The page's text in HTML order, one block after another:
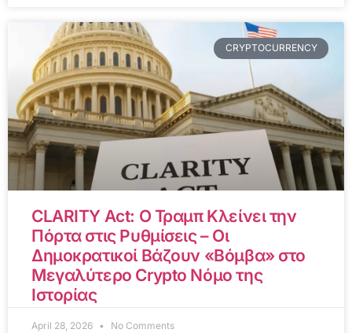
CRYPTOCURRENCY
CLARITY Act: Ο Τραμπ Κλείνει την
Πόρτα στις Ρυθμίσεις – Οι
Δημοκρατικοί Βάζουν «Βόμβα» στο
Μεγαλύτερο Crypto Νόμο της
Ιστορίας
April 28, 2026 No Comments